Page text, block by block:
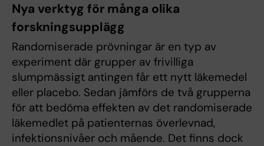
Nya verktyg för många olika
forskningsupplägg
Randomiserade prövningar är en typ av
experiment där grupper av frivilliga
slumpmässigt antingen får ett nytt läkemedel
eller placebo. Sedan jämförs de två grupperna
för att bedöma effekten av det randomiserade
läkemedlet på patienternas överlevnad,
infektionsnivåer och mående. Det finns dock